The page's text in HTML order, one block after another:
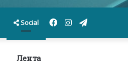
Social Telegram
Instagram
Facebook
Лента